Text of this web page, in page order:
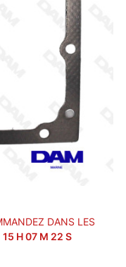
DANS LES
15 H07 M 22 S